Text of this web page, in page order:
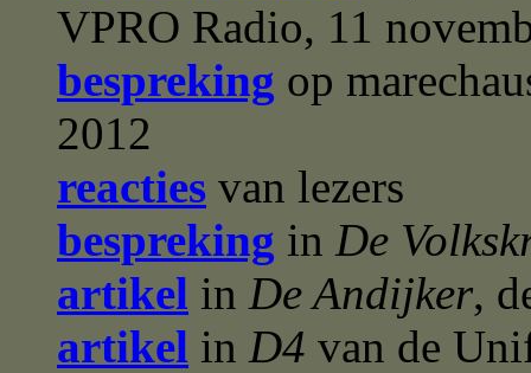
VPRO Radio, 11
bespreking op
2012
reacties van lezers
bespreking in De
artikel in De Andijker,
artikel in D4 van de